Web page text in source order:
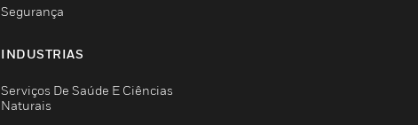
Segurança
INDUSTRIAS
Serviços De Saúde E Ciências
Naturais